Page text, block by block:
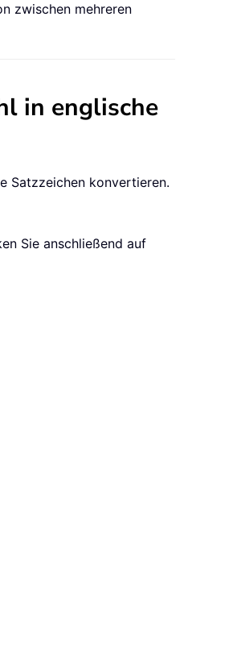
zwischen mehreren
in englische
Satzzeichen konvertieren.
Sie anschließend auf